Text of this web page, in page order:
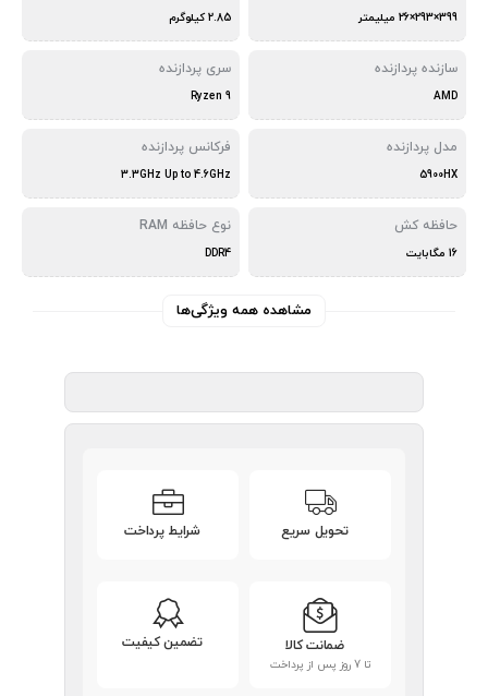
399×293×26 میلیمتر 2.85 کیلوگرم
سازنده پردازنده
AMD
سری پردازنده
Ryzen 9
مدل پردازنده
5900HX
فرکانس پردازنده
3.3GHz Up to 4.6GHz
حافظه کش
16 مگابایت
نوع حافظه RAM
DDR4
مشاهده همه ویژگی‌ها
تحویل سریع شرایط پرداخت
ضمانت کالا
تا 7 روز پس از پرداخت
تضمین کیفیت